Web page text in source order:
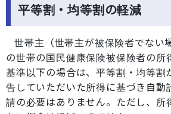
平等割・均等割の軽減
世帯主（世帯主が被保険者でない
の世帯の国民健康保険被保険者の所
基準以下の場合は、平等割・均等割
告していただいた所得に基づき自動
請の必要はありません。ただし、所